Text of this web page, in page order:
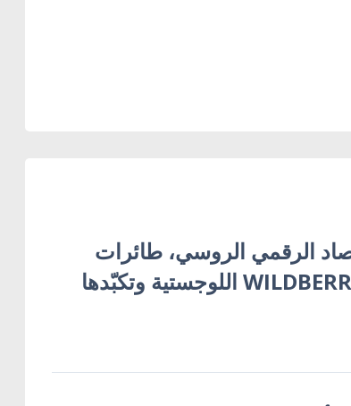
الرقمي الروسي، طائرات
أوكرانية تُفجّر شبكة WILDBERRIES اللوجستية وتكبّدها